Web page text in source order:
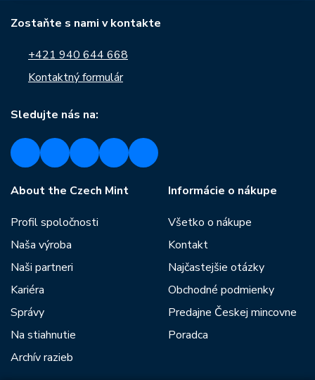
Zostaňte s nami v kontakte
+421 940 644 668
Kontaktný formulár
Sledujte nás na:
About the Czech Mint
Profil spoločnosti
Naša výroba
Naši partneri
Kariéra
Správy
Na stiahnutie
Archív razieb
Informácie o nákupe
Všetko o nákupe
Kontakt
Najčastejšie otázky
Obchodné podmienky
Predajne Českej mincovne
Poradca